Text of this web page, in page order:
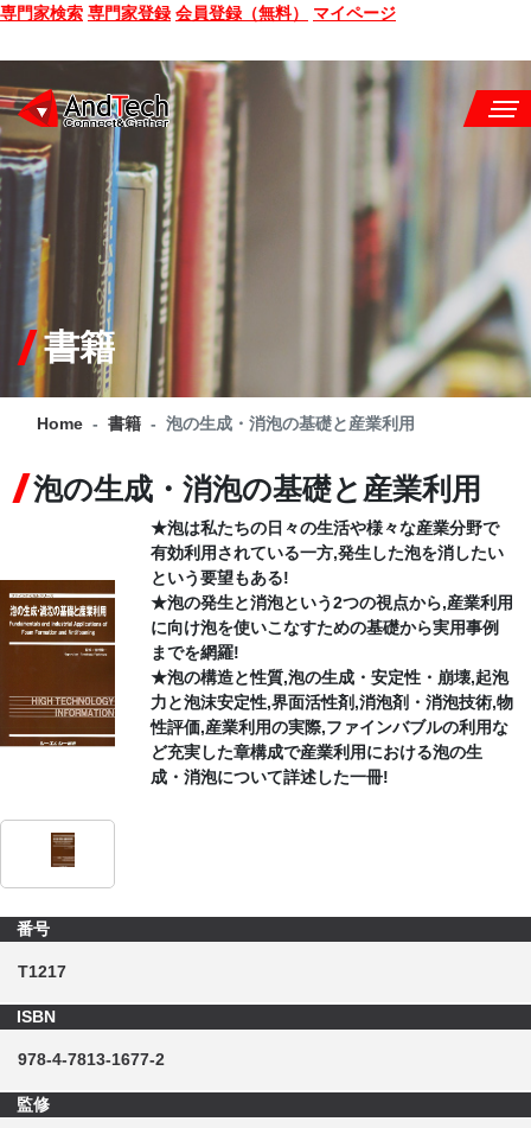
専門家検索 専門家登録 会員登録（無料） マイページ
SEMINAR
BOOK
CONSULTING
SERVICE
COMPANY
Q&A
SITE MAP
CONTACT
書籍
Home 書籍 泡の生成・消泡の基礎と産業利用
泡の生成・消泡の基礎と産業利用
★泡は私たちの日々の生活や様々な産業分野で
有効利用されている一方,発生した泡を消したい
という要望もある!
★泡の発生と消泡という2つの視点から,産業利用
に向け泡を使いこなすための基礎から実用事例
までを網羅!
★泡の構造と性質,泡の生成・安定性・崩壊,起泡
力と泡沫安定性,界面活性剤,消泡剤・消泡技術,物
性評価,産業利用の実際,ファインバブルの利用な
ど充実した章構成で産業利用における泡の生
成・消泡について詳述した一冊!
番号
T1217
ISBN
978-4-7813-1677-2
監修